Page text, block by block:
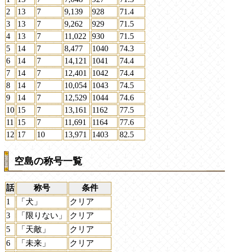
2
13 7 9,139 928
71.4
3
13 7 9,262 929
71.5
4
13 7 11,022 930
71.5
5
14 7 8,477 1040
74.3
6
14 7 14,121 1041
74.4
7
14 7 12,401 1042
74.4
8
14 7 10,054 1043
74.5
9
14 7 12,529 1044
74.6
10 15 7 13,161 1162
77.5
11
15 7 11,691 1164
77.6
12 17 10 13,971 1403 82.5
空島の称号一覧
話 称号
条件
1
「犬」
クリア
3
「限りない」
クリア
5
「天敵」
クリア
6
「未来」
クリア